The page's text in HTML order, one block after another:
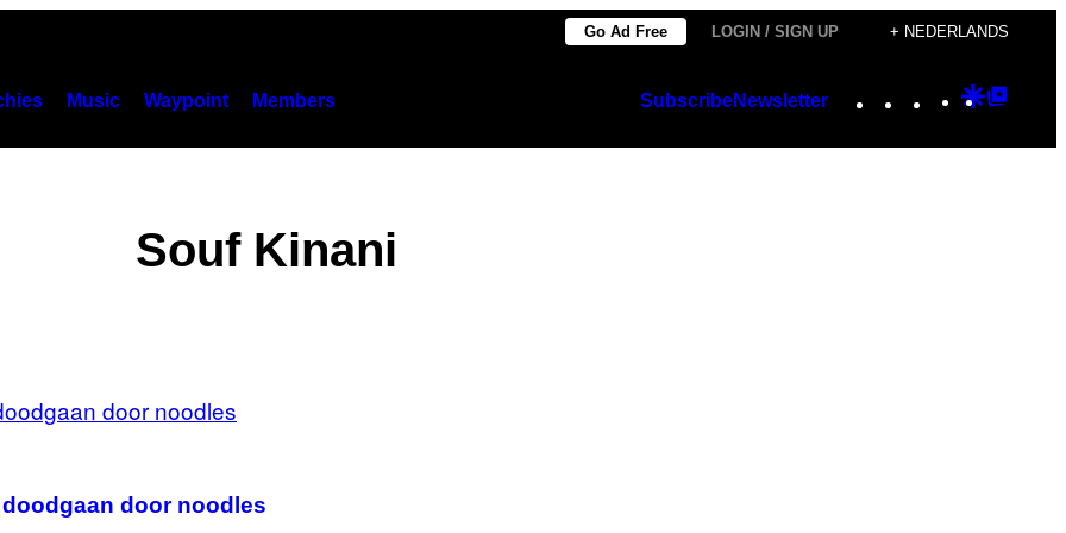
Go Ad Free LOGIN / SIGN UP + NEDERLANDS
Music Waypoint Members SubscribeNewsletter Instagram
TikTok
YouTube
Google
Souf Kinani
door noodles